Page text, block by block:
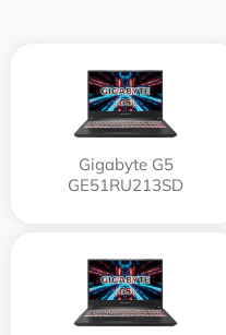
Gigabyte G5
GE51RU213SD